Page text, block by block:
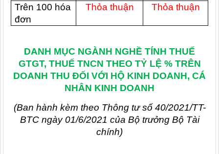
Trên 100 hóa
đơn
Thỏa thuận Thỏa thuận
DANH MỤC NGÀNH NGHỀ TÍNH THUẾ
GTGT, THUẾ TNCN THEO TỶ LỆ % TRÊN
DOANH THU ĐỐI VỚI HỘ KINH DOANH, CÁ
NHÂN KINH DOANH
(Ban hành kèm theo Thông tư số 40/2021/TT-
BTC ngày 01/6/2021 của Bộ trưởng Bộ Tài
chính)